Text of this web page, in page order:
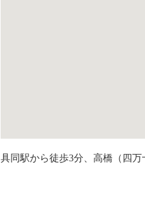
具同駅から徒歩3分、高橋（四